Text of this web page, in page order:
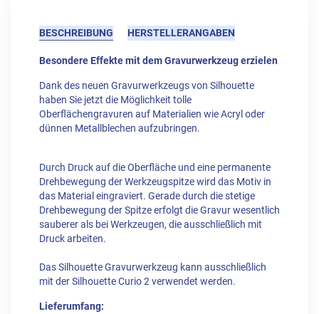
BESCHREIBUNG HERSTELLERANGABEN
Besondere Effekte mit dem Gravurwerkzeug erzielen
Dank des neuen Gravurwerkzeugs von Silhouette
haben Sie jetzt die Möglichkeit tolle
Oberflächengravuren auf Materialien wie Acryl oder
dünnen Metallblechen aufzubringen.
Durch Druck auf die Oberfläche und eine permanente
Drehbewegung der Werkzeugspitze wird das Motiv in
das Material eingraviert. Gerade durch die stetige
Drehbewegung der Spitze erfolgt die Gravur wesentlich
sauberer als bei Werkzeugen, die ausschließlich mit
Druck arbeiten.
Das Silhouette Gravurwerkzeug kann ausschließlich
mit der Silhouette Curio 2 verwendet werden.
Lieferumfang: